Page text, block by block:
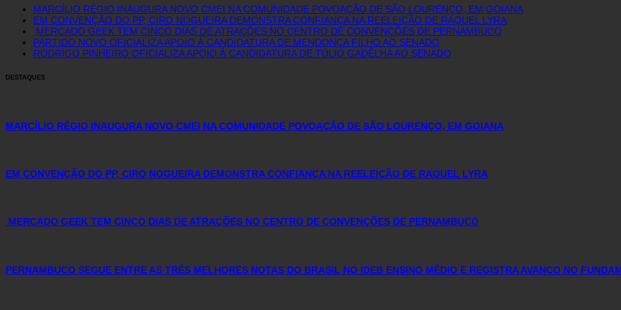
MARCÍLIO RÉGIO INAUGURA NOVO CMEI NA COMUNIDADE POVOAÇÃO DE SÃO LOURENÇO, EM GOIANA
EM CONVENÇÃO DO PP, CIRO NOGUEIRA DEMONSTRA CONFIANÇA NA REELEIÇÃO DE RAQUEL LYRA
MERCADO GEEK TEM CINCO DIAS DE ATRAÇÕES NO CENTRO DE CONVENÇÕES DE PERNAMBUCO
PARTIDO NOVO OFICIALIZA APOIO À CANDIDATURA DE MENDONÇA FILHO AO SENADO
RODRIGO PINHEIRO OFICIALIZA APOIO À CANDIDATURA DE TÚLIO GADÊLHA AO SENADO
DESTAQUES
MARCÍLIO RÉGIO INAUGURA NOVO CMEI NA COMUNIDADE POVOAÇÃO DE SÃO LOURENÇO, EM GOIANA
EM CONVENÇÃO DO PP, CIRO NOGUEIRA DEMONSTRA CONFIANÇA NA REELEIÇÃO DE RAQUEL LYRA
MERCADO GEEK TEM CINCO DIAS DE ATRAÇÕES NO CENTRO DE CONVENÇÕES DE PERNAMBUCO
PERNAMBUCO SEGUE ENTRE AS TRÊS MELHORES NOTAS DO BRASIL NO IDEB ENSINO MÉDIO E REGISTRA AVANÇO NO